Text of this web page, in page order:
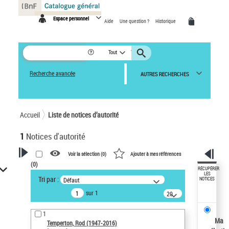
Espace personnel Aide Une question ? Historique
Tout
Recherche avancée AUTRES RECHERCHES
Accueil Liste de notices d’autorité
1 Notices d'autorité
VOTRE RECHERCHE
Recherche avancée dans les
notices d’autorité
Œuvres liées à l'auteur :
Temperton, Rod (1947-2016)
Voir la sélection (0) Ajouter à mes références
(0)
Tri par : Défaut
sur 1
20
résultats/page
1
Temperton, Rod (1947-2016)
RÉCUPÉRER
LES
NOTICES
Ma
Panneau de gestion des cookies